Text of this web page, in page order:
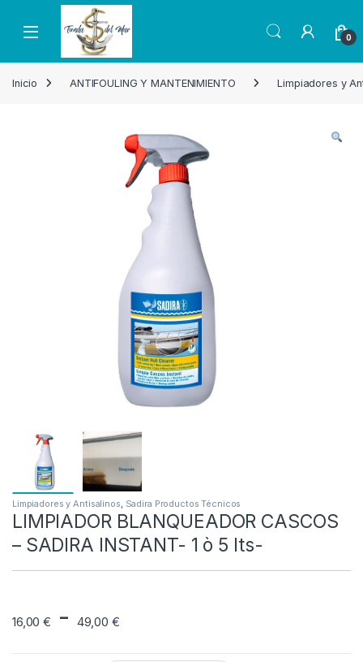
Skip to navigation
Skip to content
Open 0
Inicio ANTIFOULING Y MANTENIMIENTO Limpiadores y
Limpiadores y Antisalinos Sadira Productos Técnicos
LIMPIADOR BLANQUEADOR CASCOS
– SADIRA INSTANT- 1 ò 5 lts-
16,00€ - 49,00 €Rango de precios: